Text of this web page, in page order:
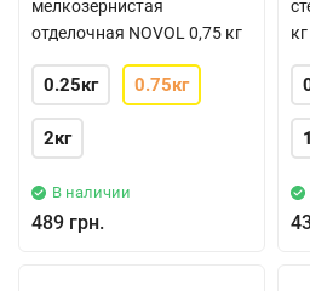
мелкозернистая
отделочная NOVOL 0,75 кг
0.25кг 0.75кг
2кг
В наличии
489 грн.
кг